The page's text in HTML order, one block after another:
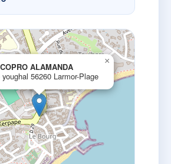
ALAMANDA
56260 Larmor-Plage
×